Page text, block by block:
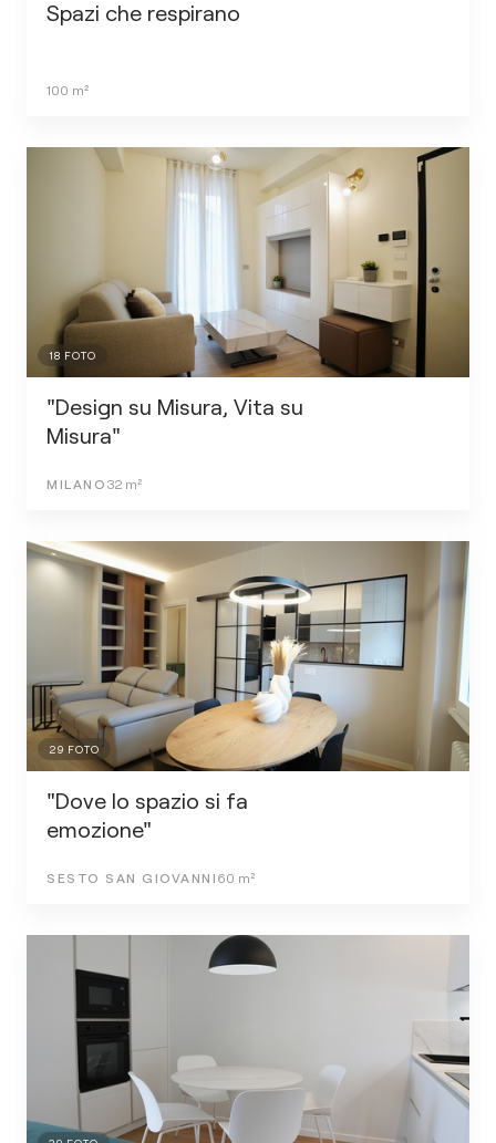
Spazi che respirano
100 m²
18 FOTO
"Design su Misura, Vita su
Misura"
MILANO 32 m²
29 FOTO
"Dove lo spazio si fa
emozione"
SESTO SAN GIOVANNI 60 m²